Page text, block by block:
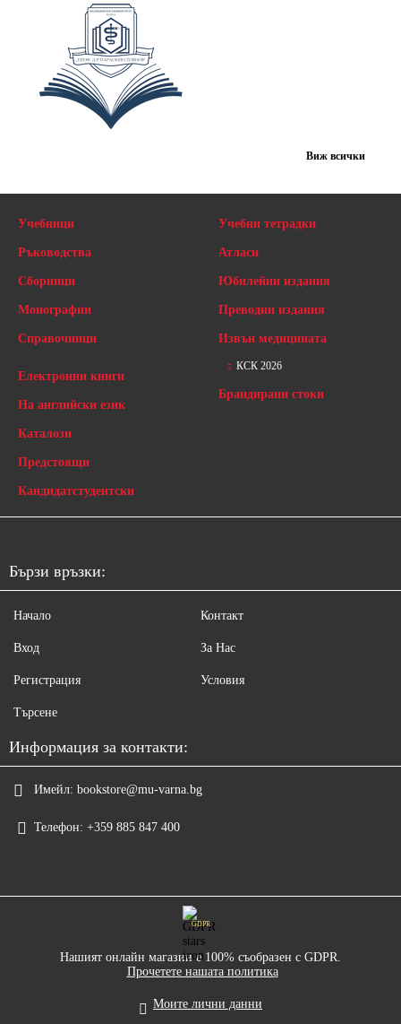
Виж всички
Учебници
Ръководства
Сборници
Монографии
Справочници
Учебни тетрадки
Атласи
Юбилейни издания
Преводни издания
Извън медицината
Електронни книги
На английски език
Каталози
Предстоящи
Кандидатстудентски
КСК 2026
Брандирани стоки
Бързи връзки:
Начало
Вход
Регистрация
Търсене
Контакт
За Нас
Условия
Информация за контакти:
Имейл: bookstore@mu-varna.bg
Телефон: +359 885 847 400
GDPR
Нашият онлайн магазин е 100% съобразен с GDPR.
Прочетете нашата политика
Моите лични данни